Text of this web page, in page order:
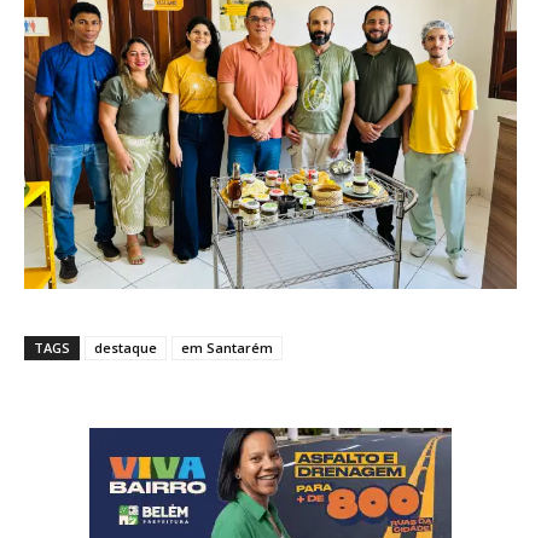
TAGS destaque em Santarém